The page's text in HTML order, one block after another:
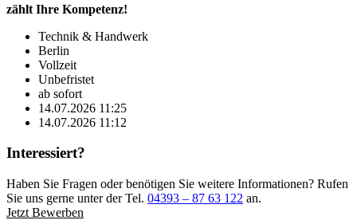
zählt Ihre Kompetenz!
Technik & Handwerk
Berlin
Vollzeit
Unbefristet
ab sofort
14.07.2026 11:25
14.07.2026 11:12
Interessiert?
Haben Sie Fragen oder benötigen Sie weitere Informationen? Rufen
Sie uns gerne unter der Tel. 04393 – 87 63 122 an.
Jetzt Bewerben